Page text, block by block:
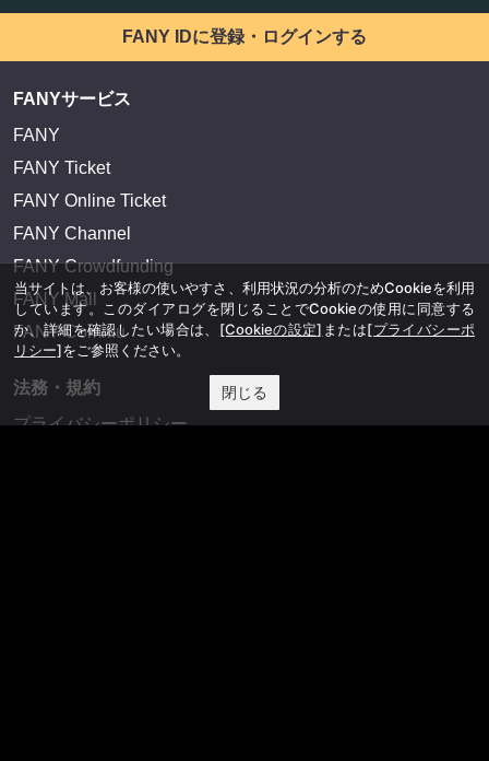
FANY IDに登録・ログインする
FANYサービス
FANY
FANY Ticket
FANY Online Ticket
FANY Channel
FANY Crowdfunding
FANY Mall
FANY Commu
法務・規約
プライバシーポリシー
当サイトは、お客様の使いやすさ、利用状況の分析のためCookieを利用
しています。このダイアログを閉じることでCookieの使用に同意する
か、詳細を確認したい場合は、 [Cookieの設定] または[プライバシーポ
リシー]をご参照ください。
閉じる